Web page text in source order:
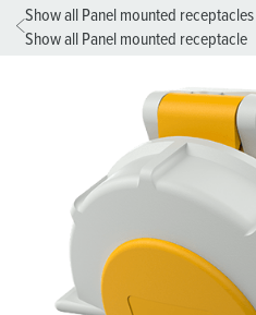
Show all Panel mounted receptacles
Show all Panel mounted receptacle